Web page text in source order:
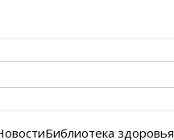
Библиотека здоровья